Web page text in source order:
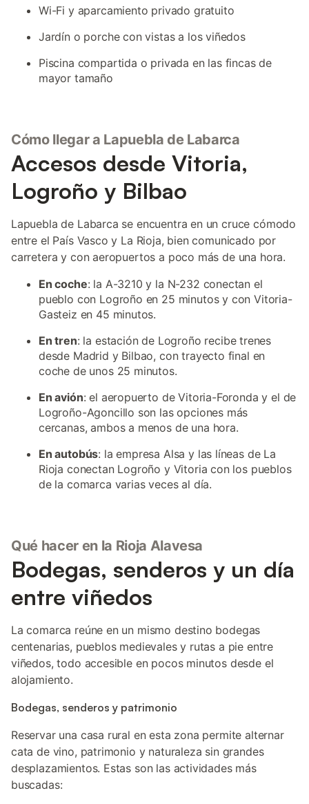
Wi-Fi y aparcamiento privado gratuito
Jardín o porche con vistas a los viñedos
Piscina compartida o privada en las fincas de
mayor tamaño
Cómo llegar a Lapuebla de Labarca
Accesos desde Vitoria,
Logroño y Bilbao
Lapuebla de Labarca se encuentra en un cruce cómodo
entre el País Vasco y La Rioja, bien comunicado por
carretera y con aeropuertos a poco más de una hora.
En coche: la A-3210 y la N-232 conectan el
pueblo con Logroño en 25 minutos y con Vitoria-
Gasteiz en 45 minutos.
En tren: la estación de Logroño recibe trenes
desde Madrid y Bilbao, con trayecto final en
coche de unos 25 minutos.
En avión: el aeropuerto de Vitoria-Foronda y el de
Logroño-Agoncillo son las opciones más
cercanas, ambos a menos de una hora.
En autobús: la empresa Alsa y las líneas de La
Rioja conectan Logroño y Vitoria con los pueblos
de la comarca varias veces al día.
Qué hacer en la Rioja Alavesa
Bodegas, senderos y un día
entre viñedos
La comarca reúne en un mismo destino bodegas
centenarias, pueblos medievales y rutas a pie entre
viñedos, todo accesible en pocos minutos desde el
alojamiento.
Bodegas, senderos y patrimonio
Reservar una casa rural en esta zona permite alternar
cata de vino, patrimonio y naturaleza sin grandes
desplazamientos. Estas son las actividades más
buscadas: